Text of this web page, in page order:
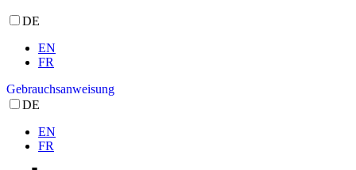
DE
EN
FR
Gebrauchsanweisung
DE
EN
FR